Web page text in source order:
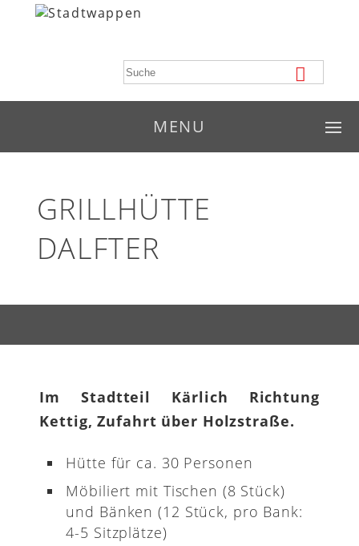
MENU
GRILLHÜTTE
DALFTER
Im Stadtteil Kärlich Richtung
Kettig, Zufahrt über Holzstraße.
Hütte für ca. 30 Personen
Möbiliert mit Tischen (8 Stück)
und Bänken (12 Stück, pro Bank:
4-5 Sitzplätze)